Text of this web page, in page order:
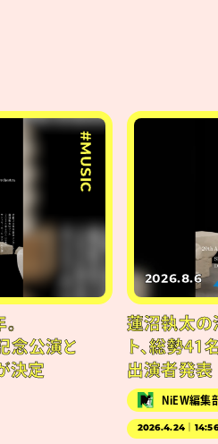
#MUSIC
念公演と
決定
2026.8.6
蓮沼執太の
ト、総勢41
出演者発表
NiEW編集
2026.4.24｜